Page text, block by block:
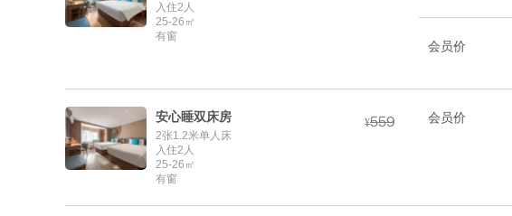
入住2人
25-26㎡
有窗
会员价
安心睡双床房
2张1.2米单人床
入住2人
25-26㎡
有窗
¥ 会员价